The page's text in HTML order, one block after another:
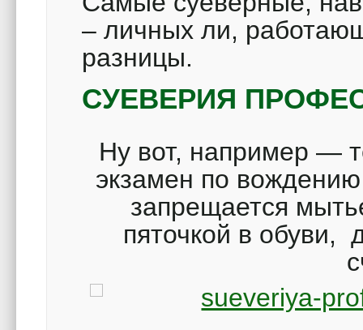
– личных ли,
разницы.
СУЕВЕРИЯ
Ну вот, например —
экзамен по
запрещается
пяточкой в обуви,